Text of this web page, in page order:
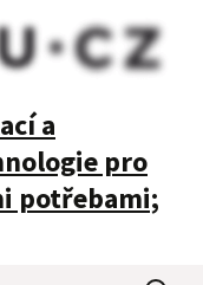
a
pro
potřebami;